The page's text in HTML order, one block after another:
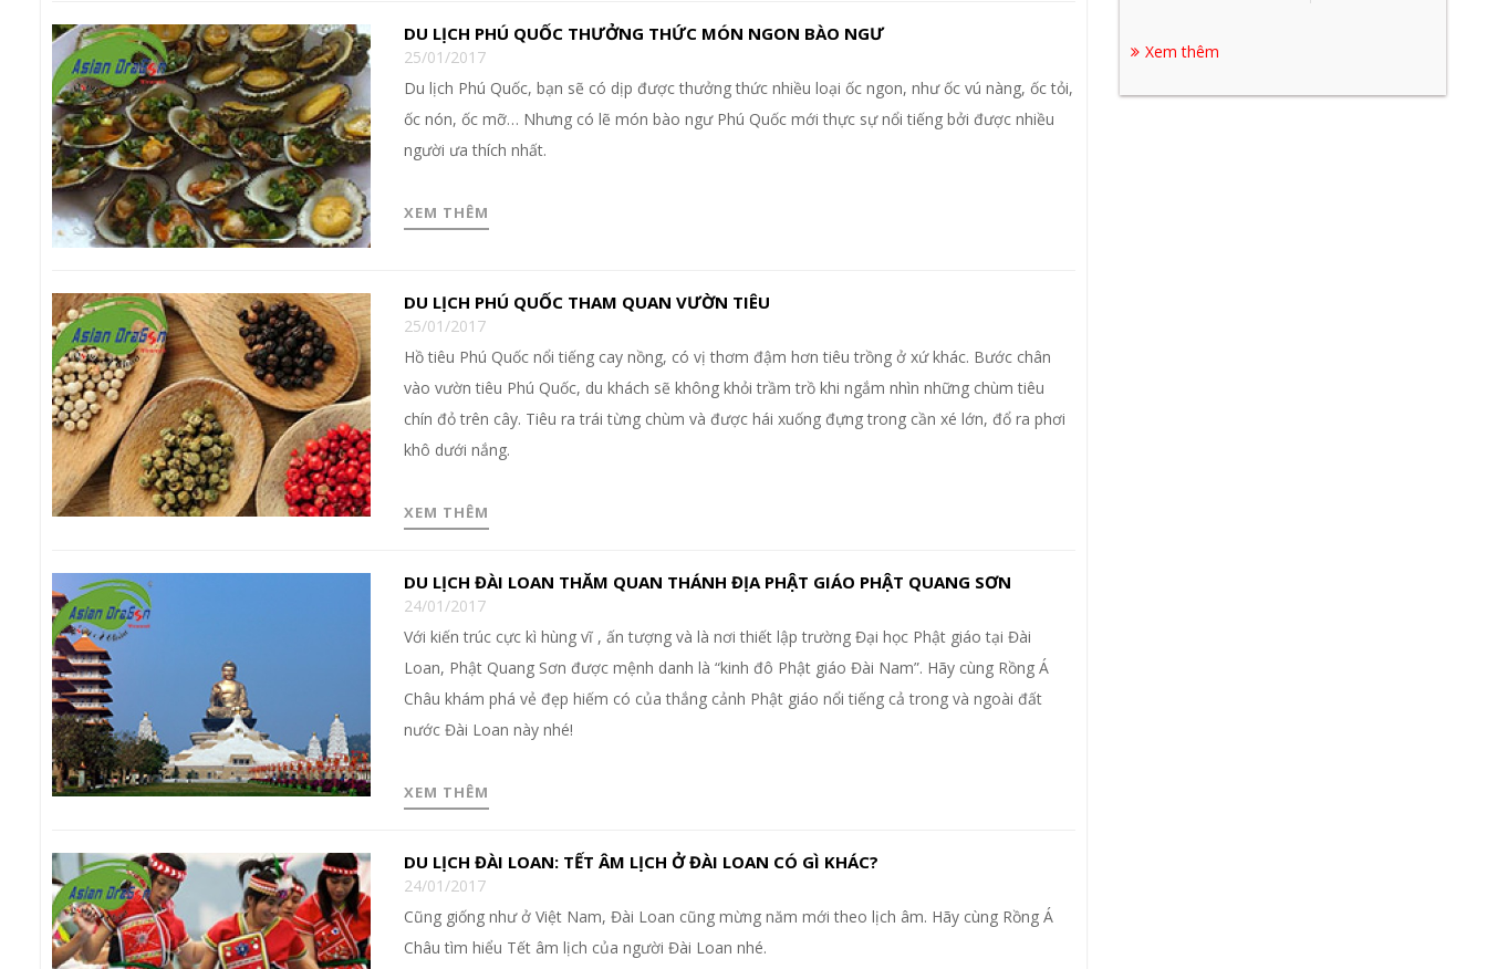
DU LỊCH PHÚ QUỐC THƯỞNG THỨC MÓN NGON BÀO NGƯ
25/01/2017
Du lịch Phú Quốc, bạn sẽ có dịp được thưởng thức nhiều loại ốc ngon, như ốc vú nàng, ốc tỏi,
ốc nón, ốc mỡ… Nhưng có lẽ món bào ngư Phú Quốc mới thực sự nổi tiếng bởi được nhiều
người ưa thích nhất.
XEM THÊM
DU LỊCH PHÚ QUỐC THAM QUAN VƯỜN TIÊU
25/01/2017
Hồ tiêu Phú Quốc nổi tiếng cay nồng, có vị thơm đậm hơn tiêu trồng ở xứ khác. Bước chân
vào vườn tiêu Phú Quốc, du khách sẽ không khỏi trầm trồ khi ngắm nhìn những chùm tiêu
chín đỏ trên cây. Tiêu ra trái từng chùm và được hái xuống đựng trong cần xé lớn, đổ ra phơi
khô dưới nắng.
XEM THÊM
DU LỊCH ĐÀI LOAN THĂM QUAN THÁNH ĐỊA PHẬT GIÁO PHẬT QUANG SƠN
24/01/2017
Với kiến trúc cực kì hùng vĩ , ấn tượng và là nơi thiết lập trường Đại học Phật giáo tại Đài
Loan, Phật Quang Sơn được mệnh danh là “kinh đô Phật giáo Đài Nam”. Hãy cùng Rồng Á
Châu khám phá vẻ đẹp hiếm có của thắng cảnh Phật giáo nổi tiếng cả trong và ngoài đất
nước Đài Loan này nhé!
XEM THÊM
DU LỊCH ĐÀI LOAN: TẾT ÂM LỊCH Ở ĐÀI LOAN CÓ GÌ KHÁC?
24/01/2017
Cũng giống như ở Việt Nam, Đài Loan cũng mừng năm mới theo lịch âm. Hãy cùng Rồng Á
Châu tìm hiểu Tết âm lịch của người Đài Loan nhé.
Xem thêm